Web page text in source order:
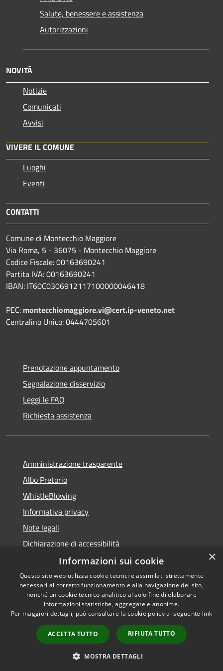
Salute, benessere e assistenza
Autorizzazioni
NOVITÀ
Notizie
Comunicati
Avvisi
VIVERE IL COMUNE
Luoghi
Eventi
CONTATTI
Comune di Montecchio Maggiore
Via Roma, 5 - 36075 - Montecchio Maggiore
Codice Fiscale: 00163690241
Partita IVA: 00163690241
IBAN: IT60C0306912117100000046418
PEC: montecchiomaggiore.vi@cert.ip-veneto.net
Centralino Unico: 0444705601
Prenotazione appuntamento
Segnalazione disservizio
Leggi le FAQ
Richiesta assistenza
Amministrazione trasparente
Albo Pretorio
WhistleBlowing
Informativa privacy
Note legali
Dichiarazione di accessibilità
Accessibilità
Privacy
Mappa del sito
Obiettivi di accessibilità
Copyright © 2026 • Città di
Montecchio Maggiore •
Powered byMunicipium •
Accesso redazione
×
Informazioni sui cookie
Questo sito web utilizza cookie tecnici e assimilati strettamente
necessari al corretto funzionamento e alla navigazione del sito,
nonché un cookie tecnico analitico al solo fine di elaborare
informazioni statistiche, aggregate e anonime.
Per maggiori dettagli, può consultare la cookie policy al seguente link
ACCETTA TUTTO RIFIUTA TUTTO
MOSTRA DETTAGLI